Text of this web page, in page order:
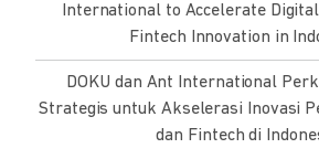
International to Accelerate
Fintech Innovation in
DOKU dan Ant International
Strategis untuk Akselerasi Inovasi
dan Fintech di